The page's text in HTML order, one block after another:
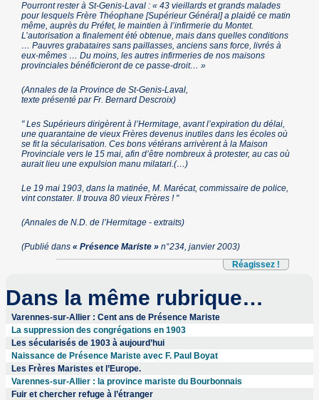
Pourront rester à St-Genis-Laval : « 43 vieillards et grands malades
pour lesquels Frère Théophane [Supérieur Général] a plaidé ce matin
même, auprès du Préfet, le maintien à l’infirmerie du Montet.
L’autorisation a finalement été obtenue, mais dans quelles conditions
… Pauvres grabataires sans paillasses, anciens sans force, livrés à
eux-mêmes … Du moins, les autres infirmeries de nos maisons
provinciales bénéficieront de ce passe-droit… »
(Annales de la Province de St-Genis-Laval,
texte présenté par Fr. Bernard Descroix)
" Les Supérieurs dirigèrent à l’Hermitage, avant l’expiration du délai,
une quarantaine de vieux Frères devenus inutiles dans les écoles où
se fit la sécularisation. Ces bons vétérans arrivèrent à la Maison
Provinciale vers le 15 mai, afin d’être nombreux à protester, au cas où
aurait lieu une expulsion manu milatari.(…)
Le 19 mai 1903, dans la matinée, M. Marécat, commissaire de police,
vint constater. Il trouva 80 vieux Frères ! "
(Annales de N.D. de l’Hermitage - extraits)
(Publié dans« Présence Mariste » n°234, janvier 2003)
Réagissez !
Dans la même rubrique…
Varennes-sur-Allier : Cent ans de Présence Mariste
La suppression des congrégations en 1903
Les sécularisés de 1903 à aujourd’hui
Naissance de Présence Mariste avec F. Paul Boyat
Les Frères Maristes et l’Europe.
Varennes-sur-Allier : la province mariste du Bourbonnais
Fuir et chercher refuge à l’étranger